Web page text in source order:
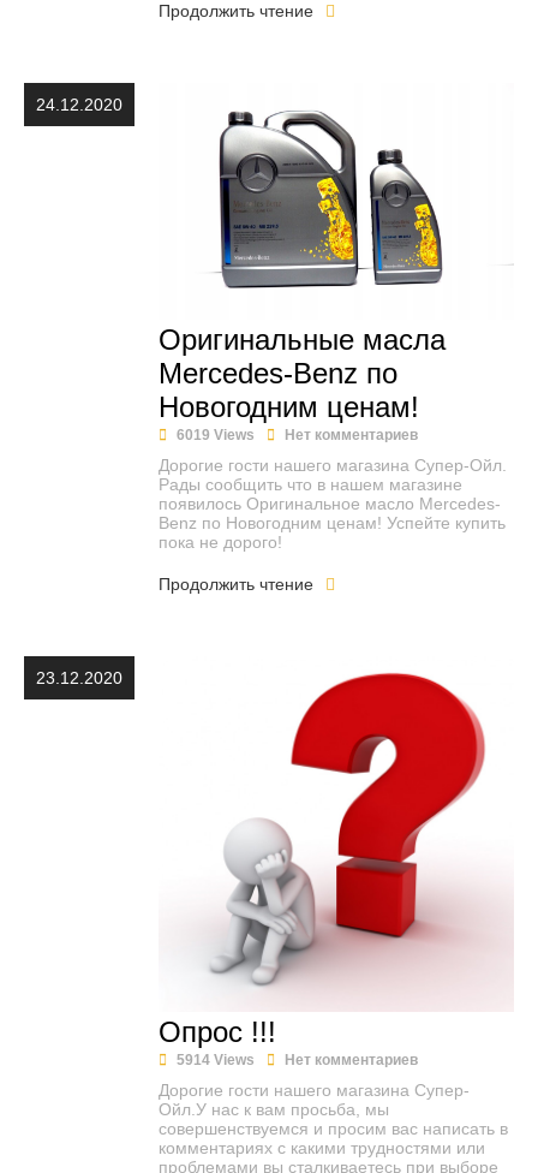
Продолжить чтение
24.12.2020
Оригинальные масла
Mercedes-Benz по
Новогодним ценам!
6019 Views Нет комментариев
Дорогие гости нашего магазина Супер-Ойл.
Рады сообщить что в нашем магазине
появилось Оригинальное масло Mercedes-
Benz по Новогодним ценам! Успейте купить
пока не дорого!
Продолжить чтение
23.12.2020
Опрос !!!
5914 Views Нет комментариев
Дорогие гости нашего магазина Супер-
Ойл.У нас к вам просьба, мы
совершенствуемся и просим вас написать в
комментариях с какими трудностями или
проблемами вы сталкиваетесь при выборе